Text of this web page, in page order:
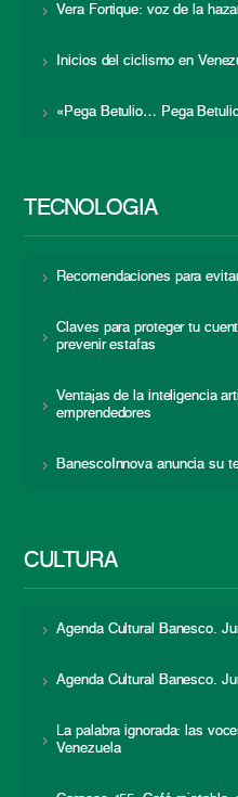
Vera Fortique: voz de la
Inicios del ciclismo en
«Pega Betulio… Pega
TECNOLOGÍA
Recomendaciones para
Claves para proteger tu
prevenir estafas
Ventajas de la inteligencia
emprendedores
BanescoInnova anuncia su
CULTURA
Agenda Cultural Banesco.
Agenda Cultural Banesco.
La palabra ignorada: las
Venezuela